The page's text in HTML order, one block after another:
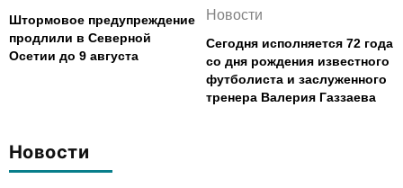
Новости
Штормовое предупреждение
продлили в Северной
Осетии до 9 августа
Новости
Сегодня исполняется 72 года
со дня рождения известного
футболиста и заслуженного
тренера Валерия Газзаева